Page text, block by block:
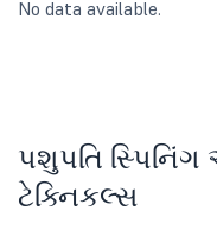
No data available.
પશુપતિ સ્પિનિંગ
ટેક્નિકલ્સ